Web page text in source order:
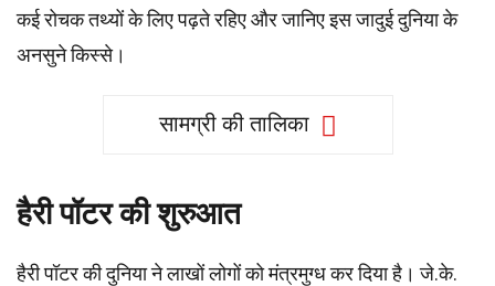
कई रोचक तथ्यों के लिए पढ़ते रहिए और जानिए इस जादुई दुनिया के
अनसुने किस्से।
सामग्री की तालिका
हैरी पॉटर की शुरुआत
हैरी पॉटर की दुनिया ने लाखों लोगों को मंत्रमुग्ध कर दिया है। जे.के.